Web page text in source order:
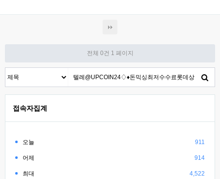
전체 0건 1 페이지
접속자집계
오늘 911
어제 914
최대 4,522